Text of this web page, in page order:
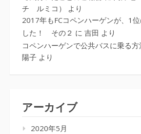
チ ルミコ）
より
2017年もFCコペンハーゲンが、1
した！ その２ に 吉田 より
コペンハーゲンで公共バスに乗る
陽子 より
アーカイブ
2020年5月